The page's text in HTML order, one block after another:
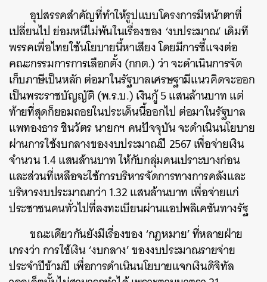
อุปสรรคสำคัญที่ทำให้รูปแบบโครงการมีหน้าตาที่
เปลี่ยนไป ย่อมหนีไม่พ้นในเรื่องของ ‘งบประมาณ’ เดิมที
พรรคเพื่อไทยใช้นโยบายนี้หาเสียง โดยมีการชี้แจงต่อ
คณะกรรมการการเลือกตั้ง (กกต.) ว่า จะดำเนินการจัด
เก็บภาษีเป็นหลัก ต่อมาในรัฐบาลเศรษฐามีแนวคิดจะออก
เป็นพระราชบัญญัติ (พ.ร.บ.) เงินกู้ 5 แสนล้านบาท แต่
ท้ายที่สุดก็ยอมถอยในประเด็นนี้ออกไป ต่อมาในรัฐบาล
แพทองธาร ชินวัตร นายกฯ คนปัจจุบัน จะดำเนินนโยบาย
ผ่านการใช้งบกลางของงบประมาณปี 2567 เพื่อจ่ายเงิน
จำนวน 1.4 แสนล้านบาท ให้กับกลุ่มคนเปราะบางก่อน
และส่วนที่เหลือจะใช้การบริหารจัดการทางการคลังและ
บริหารงบประมาณกว่า 1.32 แสนล้านบาท เพื่อจ่ายแก่
ประชาชนคนทั่วไปที่ลงทะเบียนผ่านแอปพลิเคชันทางรัฐ
ขณะเดียวกันยังมีเรื่องของ ‘กฎหมาย’ ที่หลายฝ่าย
เกรงว่า การใช้เงิน ‘งบกลาง’ ของงบประมาณรายจ่าย
ประจำปีข้ามปี เพื่อการดำเนินนโยบายแจกเงินดิจิทัล